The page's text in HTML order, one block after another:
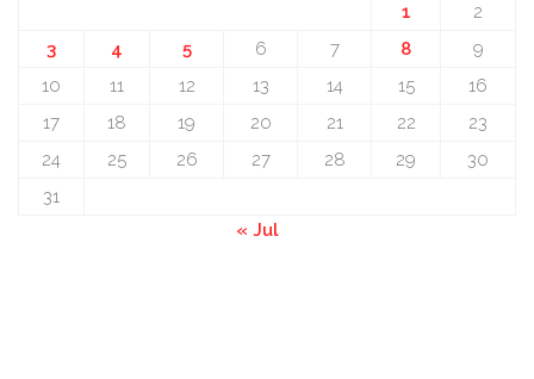
1
2
3
4 5 6 7 8
9
10
11 12 13 14 15
16
17
18 19 20 21 22
23
24
25 26 27 28 29
30
31
« Jul